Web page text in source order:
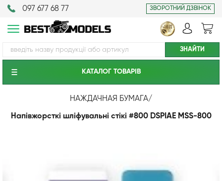
097 677 68 77 ЗВОРОТНИЙ ДЗВІНОК
КАТАЛОГ ТОВАРIВ
НАЖДАЧНАЯ БУМАГА/
Напівжорсткі шліфувальні стікі #800 DSPIAE MSS-800